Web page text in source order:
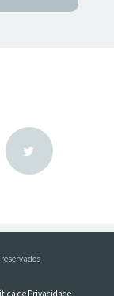
de Privacidade